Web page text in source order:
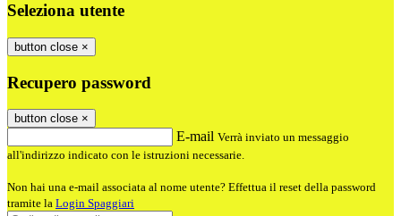
Seleziona utente
button close ×
Recupero password
button close ×
E-mail Verrà inviato un messaggio
all'indirizzo indicato con le istruzioni necessarie.
Non hai una e-mail associata al nome utente? Effettua il reset della password
tramite la Login Spaggiari